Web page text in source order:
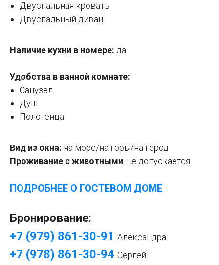
Двуспальная кровать
Двуспальный диван
Наличие кухни в номере: да
Удобства в ванной комнате:
Санузел
Душ
Полотенца
Вид из окна: на море/на горы/на город
Проживание с животными: не допускается
ПОДРОБНЕЕ О ГОСТЕВОМ ДОМЕ
Бронирование:
+7 (979) 861-30-91 Александра
+7 (978) 861-30-94 Сергей